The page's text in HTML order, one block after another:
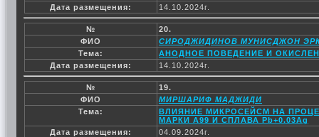
Дата размещения:
14.10.2024г.
№
20.
ФИО
СИРОДЖИДИНОВ МУНИСДЖОН
Тема:
АНОДНОЕ ПОВЕДЕНИЕ И
Дата размещения:
14.10.2024г.
№
19.
ФИО
МИРШАРИФ МАДЖИДИ
Тема:
ВЛИЯНИЕ МИКРОСЕЙСМ НА
МАРКИ А99 И СПЛАВА Pb+0.03Ag
Дата размещения:
04.09.2024г.